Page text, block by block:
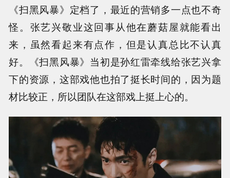
《扫黑风暴》定档了，最近的营销多一点也不奇
怪。张艺兴敬业这回事从他在蘑菇屋就能看出
来，虽然看起来有点作，但是认真总比不认真
好。《扫黑风暴》当初是孙红雷牵线给张艺兴拿
下的资源，这部戏他也拍了挺长时间的，因为题
材比较正，所以团队在这部戏上挺上心的。